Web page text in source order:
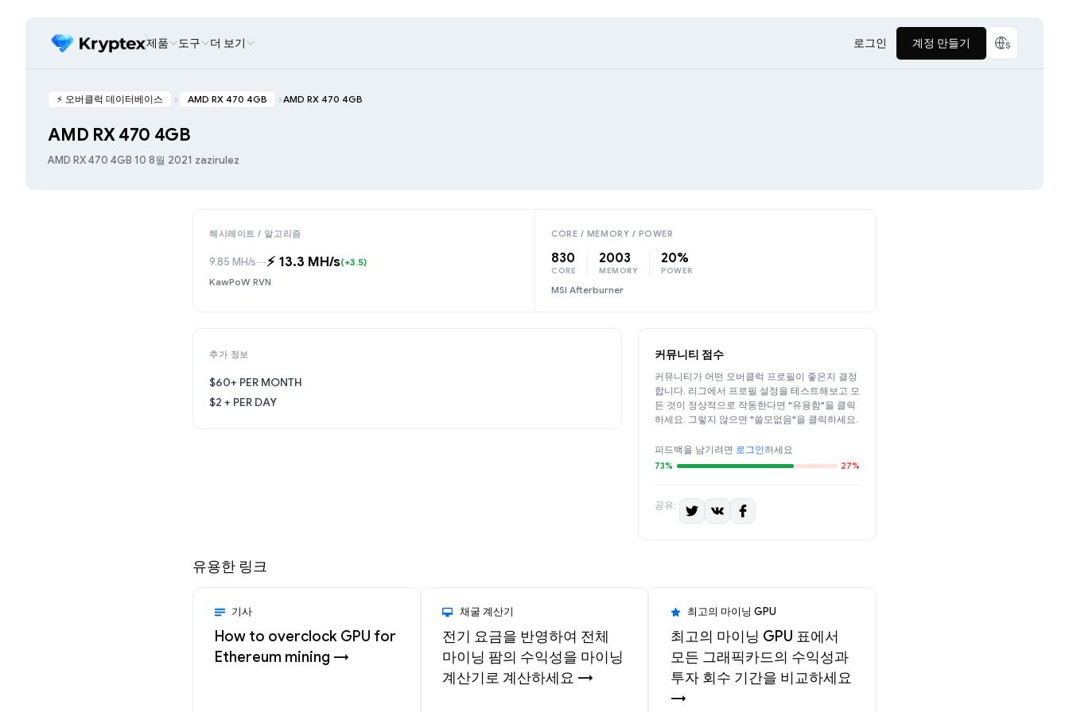
제품 도구 더 보기 로그인 계정 만들기
⚡️ 오버클럭 데이터베이스 AMD RX 470 4GB AMD RX 470 4GB
AMD RX 470 4GB
AMD RX 470 4GB·10 8월 2021·zazirulez
해시레이트 / 알고리즘
9.85 MH/s→⚡️ 13.3 MH/s(+3.5)
KawPoW RVN
CORE / MEMORY / POWER
830
CORE
2003
MEMORY
20%
POWER
MSI Afterburner
추가 정보
$60+ PER MONTH
$2 + PER DAY
커뮤니티 점수
커뮤니티가 어떤 오버클럭 프로필이 좋은지 결정
합니다. 리그에서 프로필 설정을 테스트해보고 모
든 것이 정상적으로 작동한다면 "유용함"을 클릭
하세요. 그렇지 않으면 "쓸모없음"을 클릭하세요.
피드백을 남기려면 로그인하세요
73% 27%
공유:
유용한 링크
기사
How to overclock GPU for
Ethereum mining →
채굴 계산기
전기 요금을 반영하여 전체
마이닝 팜의 수익성을 마이닝
계산기로 계산하세요 →
최고의 마이닝 GPU
최고의 마이닝 GPU 표에서
모든 그래픽카드의 수익성과
투자 회수 기간을 비교하세요
→